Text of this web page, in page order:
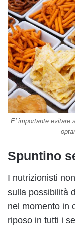
E’ importante evitare
Spuntino
I nutrizionisti
sulla possibilità
nel momento in
riposo in tutti i